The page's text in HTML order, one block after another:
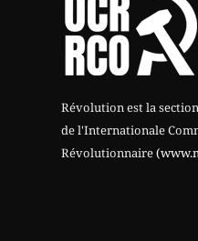
Révolution est la
de l'Internationale
Révolutionnaire